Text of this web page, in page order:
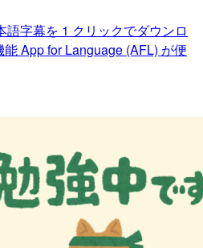
字幕を 1 クリックでダウンロ
App for Language (AFL) が便